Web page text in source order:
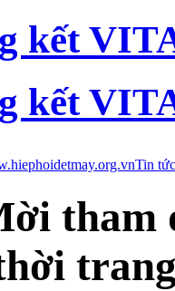
kết
kết
Tin tức
tham